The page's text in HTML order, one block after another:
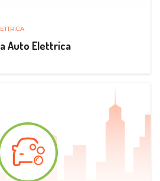
Auto Elettrica